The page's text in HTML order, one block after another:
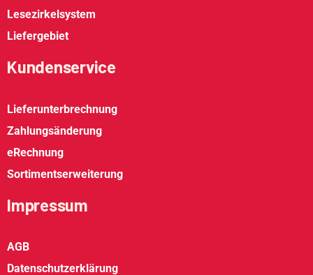
Lesezirkelsystem
Liefergebiet
Kundenservice
Lieferunterbrechnung
Zahlungsänderung
eRechnung
Sortimentserweiterung
Impressum
AGB
Datenschutzerklärung